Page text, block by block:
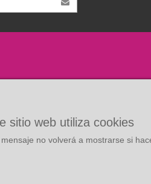
sitio web utiliza cookies
no volverá a mostrarse si